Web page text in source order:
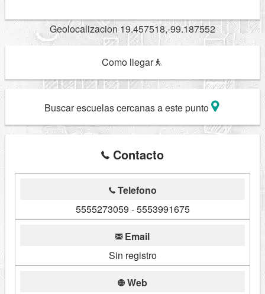
Geolocalizacion 19.457518,-99.187552
Como llegar
Buscar escuelas cercanas a este punto
Contacto
Telefono
5555273059 - 5553991675
Email
Sin registro
Web